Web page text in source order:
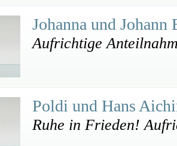
Johanna und Johann
Aufrichtige
Poldi und Hans
Ruhe in Frieden!